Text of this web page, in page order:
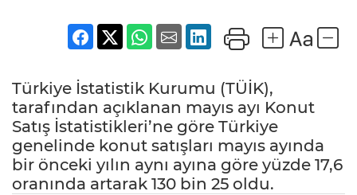
Türkiye İstatistik Kurumu (TÜİK),
tarafından açıklanan mayıs ayı Konut
Satış İstatistikleri’ne göre Türkiye
genelinde konut satışları mayıs ayında
bir önceki yılın aynı ayına göre yüzde 17,6
oranında artarak 130 bin 25 oldu.